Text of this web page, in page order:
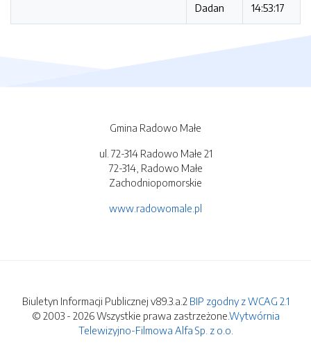
Dadan
14:53:17
Gmina Radowo Małe
ul. 72-314 Radowo Małe 21
72-314, Radowo Małe
Zachodniopomorskie
www.radowomale.pl
Biuletyn Informacji Publicznej v89.3.a.2 BIP zgodny z WCAG 2.1
© 2003 - 2026 Wszystkie prawa zastrzeżone.Wytwórnia
Telewizyjno-Filmowa Alfa Sp. z o.o.